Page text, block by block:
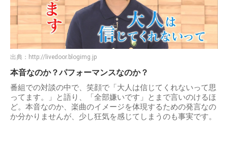
出典： http://livedoor.blogimg.jp
本音なのか？パフォーマンスなのか？
番組での対談の中で、笑顔で「大人は信じてくれないって思
ってます。」と語り、「全部嫌いです」とまで言いのけるほ
ど。本音なのか、楽曲のイメージを体現するための発言なの
か分かりませんが、少し狂気を感じてしまうのも事実です。